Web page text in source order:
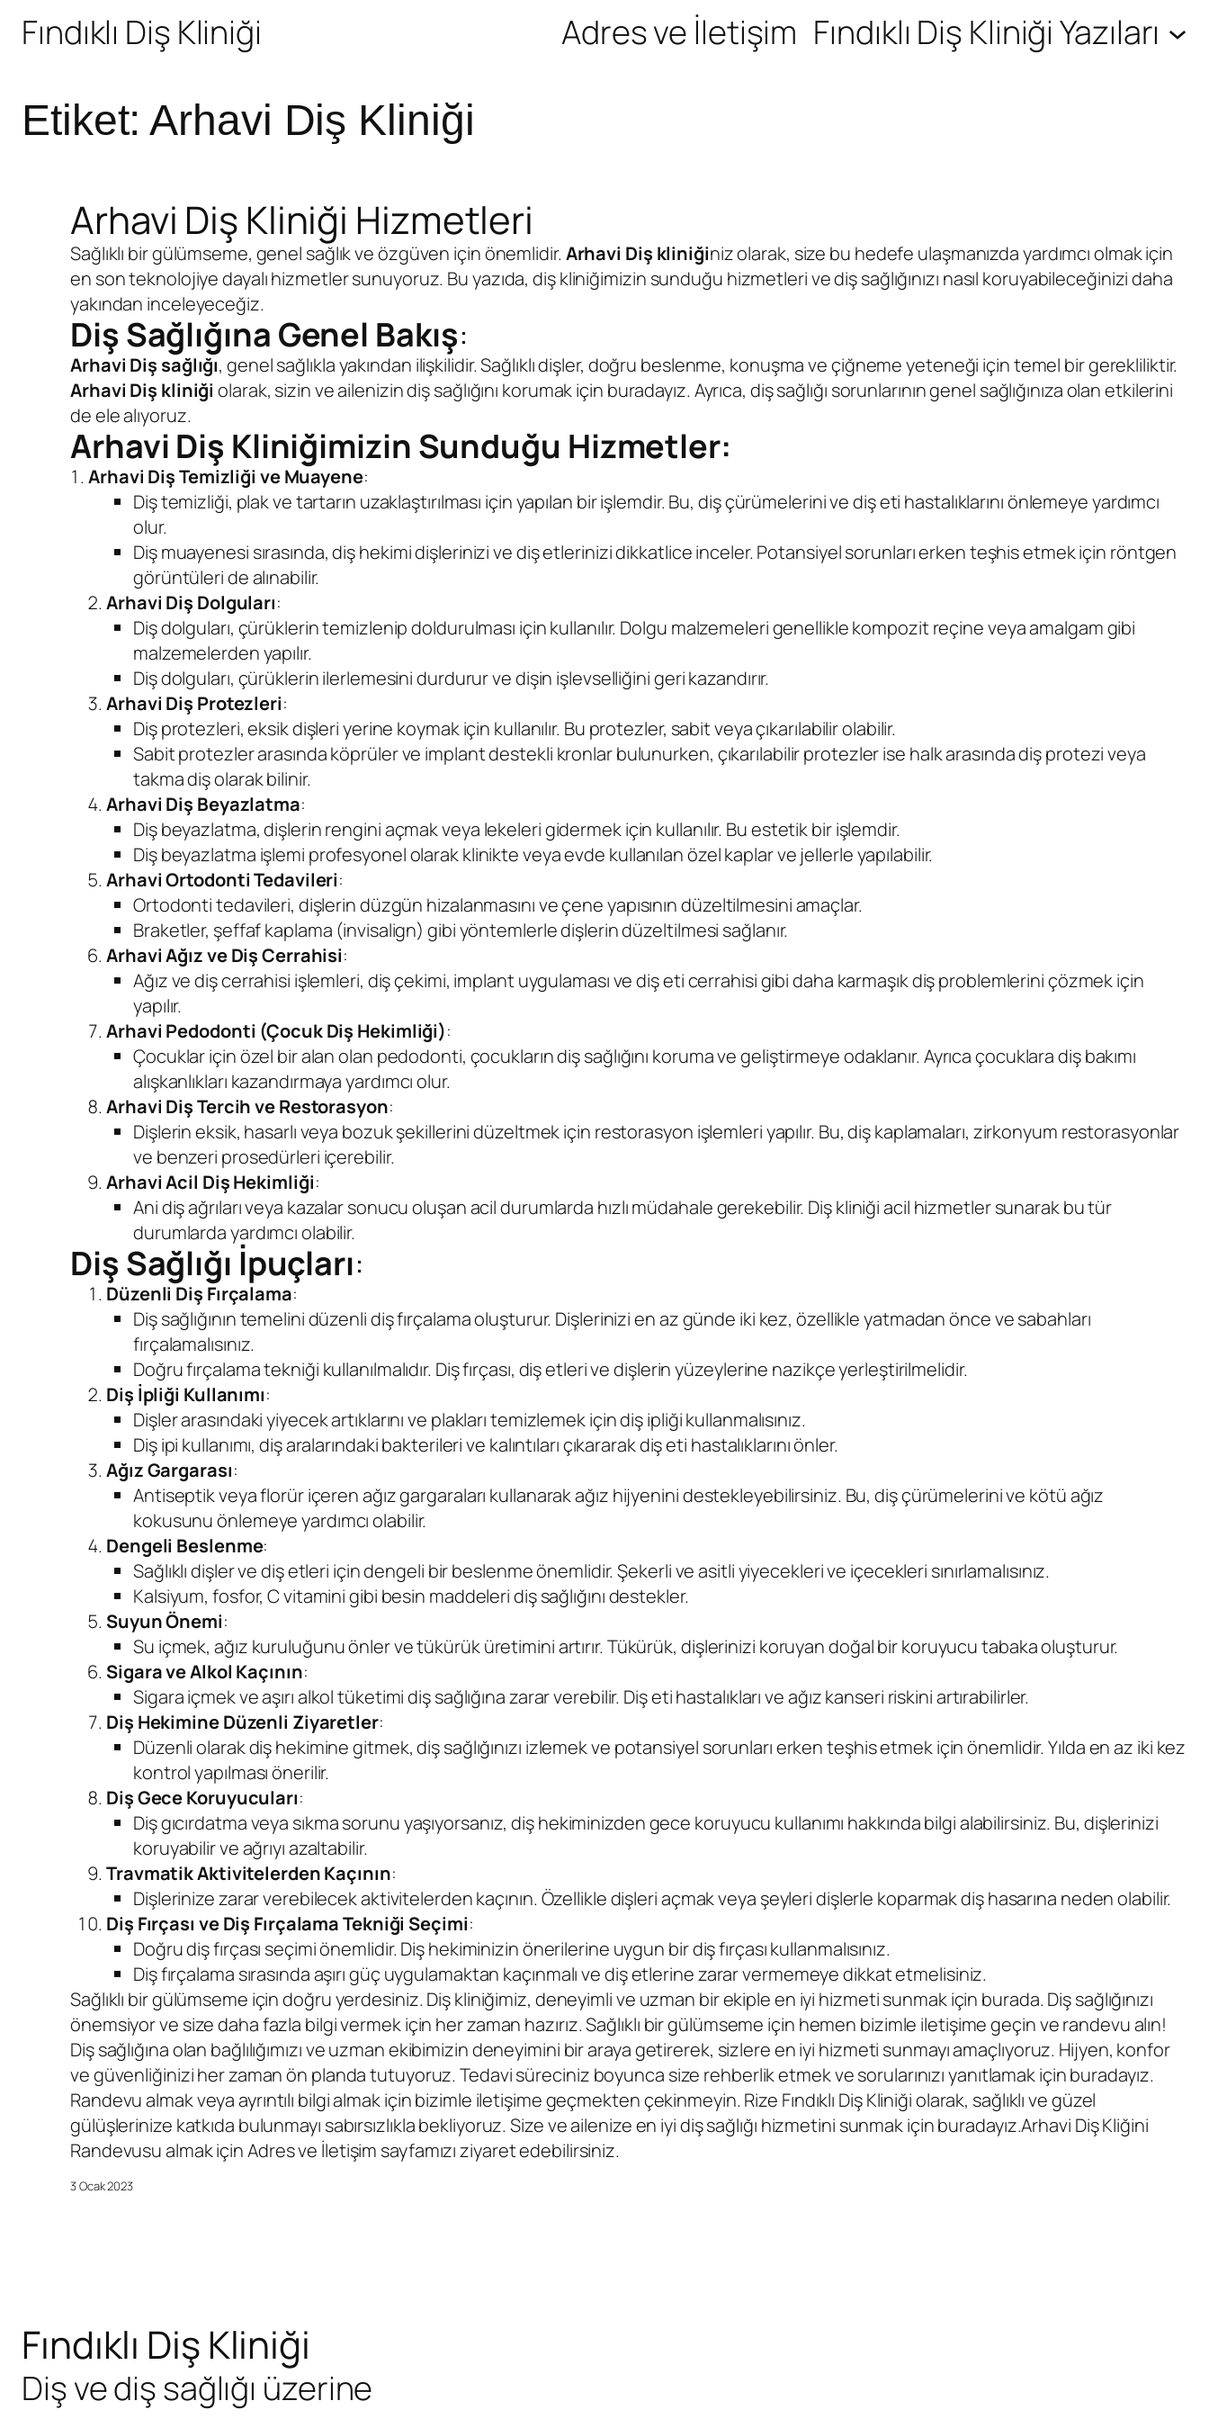
Fındıklı Diş Kliniği Adres ve İletişim Fındıklı Diş Kliniği Yazıları
Etiket:Arhavi Diş Kliniği
Arhavi Diş Kliniği Hizmetleri
Sağlıklı bir gülümseme, genel sağlık ve özgüven için önemlidir. Arhavi Diş kliniğiniz olarak, size bu hedefe ulaşmanızda yardımcı olmak için
en son teknolojiye dayalı hizmetler sunuyoruz. Bu yazıda, diş kliniğimizin sunduğu hizmetleri ve diş sağlığınızı nasıl koruyabileceğinizi daha
yakından inceleyeceğiz.
Diş Sağlığına Genel Bakış:
Arhavi Diş sağlığı, genel sağlıkla yakından ilişkilidir. Sağlıklı dişler, doğru beslenme, konuşma ve çiğneme yeteneği için temel bir gerekliliktir.
Arhavi Diş kliniği olarak, sizin ve ailenizin diş sağlığını korumak için buradayız. Ayrıca, diş sağlığı sorunlarının genel sağlığınıza olan etkilerini
de ele alıyoruz.
Arhavi Diş Kliniğimizin Sunduğu Hizmetler:
Arhavi Diş Temizliği ve Muayene:
Diş temizliği, plak ve tartarın uzaklaştırılması için yapılan bir işlemdir. Bu, diş çürümelerini ve diş eti hastalıklarını önlemeye yardımcı
olur.
Diş muayenesi sırasında, diş hekimi dişlerinizi ve diş etlerinizi dikkatlice inceler. Potansiyel sorunları erken teşhis etmek için röntgen
görüntüleri de alınabilir.
Arhavi Diş Dolguları:
Diş dolguları, çürüklerin temizlenip doldurulması için kullanılır. Dolgu malzemeleri genellikle kompozit reçine veya amalgam gibi
malzemelerden yapılır.
Diş dolguları, çürüklerin ilerlemesini durdurur ve dişin işlevselliğini geri kazandırır.
Arhavi Diş Protezleri:
Diş protezleri, eksik dişleri yerine koymak için kullanılır. Bu protezler, sabit veya çıkarılabilir olabilir.
Sabit protezler arasında köprüler ve implant destekli kronlar bulunurken, çıkarılabilir protezler ise halk arasında diş protezi veya
takma diş olarak bilinir.
Arhavi Diş Beyazlatma:
Diş beyazlatma, dişlerin rengini açmak veya lekeleri gidermek için kullanılır. Bu estetik bir işlemdir.
Diş beyazlatma işlemi profesyonel olarak klinikte veya evde kullanılan özel kaplar ve jellerle yapılabilir.
Arhavi Ortodonti Tedavileri:
Ortodonti tedavileri, dişlerin düzgün hizalanmasını ve çene yapısının düzeltilmesini amaçlar.
Braketler, şeffaf kaplama (invisalign) gibi yöntemlerle dişlerin düzeltilmesi sağlanır.
Arhavi Ağız ve Diş Cerrahisi:
Ağız ve diş cerrahisi işlemleri, diş çekimi, implant uygulaması ve diş eti cerrahisi gibi daha karmaşık diş problemlerini çözmek için
yapılır.
Arhavi Pedodonti (Çocuk Diş Hekimliği):
Çocuklar için özel bir alan olan pedodonti, çocukların diş sağlığını koruma ve geliştirmeye odaklanır. Ayrıca çocuklara diş bakımı
alışkanlıkları kazandırmaya yardımcı olur.
Arhavi Diş Tercih ve Restorasyon:
Dişlerin eksik, hasarlı veya bozuk şekillerini düzeltmek için restorasyon işlemleri yapılır. Bu, diş kaplamaları, zirkonyum restorasyonlar
ve benzeri prosedürleri içerebilir.
Arhavi Acil Diş Hekimliği:
Ani diş ağrıları veya kazalar sonucu oluşan acil durumlarda hızlı müdahale gerekebilir. Diş kliniği acil hizmetler sunarak bu tür
durumlarda yardımcı olabilir.
Diş Sağlığı İpuçları:
Düzenli Diş Fırçalama:
Diş sağlığının temelini düzenli diş fırçalama oluşturur. Dişlerinizi en az günde iki kez, özellikle yatmadan önce ve sabahları
fırçalamalısınız.
Doğru fırçalama tekniği kullanılmalıdır. Diş fırçası, diş etleri ve dişlerin yüzeylerine nazikçe yerleştirilmelidir.
Diş İpliği Kullanımı:
Dişler arasındaki yiyecek artıklarını ve plakları temizlemek için diş ipliği kullanmalısınız.
Diş ipi kullanımı, diş aralarındaki bakterileri ve kalıntıları çıkararak diş eti hastalıklarını önler.
Ağız Gargarası:
Antiseptik veya florür içeren ağız gargaraları kullanarak ağız hijyenini destekleyebilirsiniz. Bu, diş çürümelerini ve kötü ağız
kokusunu önlemeye yardımcı olabilir.
Dengeli Beslenme:
Sağlıklı dişler ve diş etleri için dengeli bir beslenme önemlidir. Şekerli ve asitli yiyecekleri ve içecekleri sınırlamalısınız.
Kalsiyum, fosfor, C vitamini gibi besin maddeleri diş sağlığını destekler.
Suyun Önemi:
Su içmek, ağız kuruluğunu önler ve tükürük üretimini artırır. Tükürük, dişlerinizi koruyan doğal bir koruyucu tabaka oluşturur.
Sigara ve Alkol Kaçının:
Sigara içmek ve aşırı alkol tüketimi diş sağlığına zarar verebilir. Diş eti hastalıkları ve ağız kanseri riskini artırabilirler.
Diş Hekimine Düzenli Ziyaretler:
Düzenli olarak diş hekimine gitmek, diş sağlığınızı izlemek ve potansiyel sorunları erken teşhis etmek için önemlidir. Yılda en az iki kez
kontrol yapılması önerilir.
Diş Gece Koruyucuları:
Diş gıcırdatma veya sıkma sorunu yaşıyorsanız, diş hekiminizden gece koruyucu kullanımı hakkında bilgi alabilirsiniz. Bu, dişlerinizi
koruyabilir ve ağrıyı azaltabilir.
Travmatik Aktivitelerden Kaçının:
Dişlerinize zarar verebilecek aktivitelerden kaçının. Özellikle dişleri açmak veya şeyleri dişlerle koparmak diş hasarına neden olabilir.
Diş Fırçası ve Diş Fırçalama Tekniği Seçimi:
Doğru diş fırçası seçimi önemlidir. Diş hekiminizin önerilerine uygun bir diş fırçası kullanmalısınız.
Diş fırçalama sırasında aşırı güç uygulamaktan kaçınmalı ve diş etlerine zarar vermemeye dikkat etmelisiniz.
Sağlıklı bir gülümseme için doğru yerdesiniz. Diş kliniğimiz, deneyimli ve uzman bir ekiple en iyi hizmeti sunmak için burada. Diş sağlığınızı
önemsiyor ve size daha fazla bilgi vermek için her zaman hazırız. Sağlıklı bir gülümseme için hemen bizimle iletişime geçin ve randevu alın!
Diş sağlığına olan bağlılığımızı ve uzman ekibimizin deneyimini bir araya getirerek, sizlere en iyi hizmeti sunmayı amaçlıyoruz. Hijyen, konfor
ve güvenliğinizi her zaman ön planda tutuyoruz. Tedavi süreciniz boyunca size rehberlik etmek ve sorularınızı yanıtlamak için buradayız.
Randevu almak veya ayrıntılı bilgi almak için bizimle iletişime geçmekten çekinmeyin. Rize Fındıklı Diş Kliniğiolarak, sağlıklı ve güzel
gülüşlerinize katkıda bulunmayı sabırsızlıkla bekliyoruz. Size ve ailenize en iyi diş sağlığı hizmetini sunmak için buradayız.Arhavi Diş Kliğini
Randevusualmak için Adres ve İletişim sayfamızı ziyaret edebilirsiniz.
3 Ocak 2023
Fındıklı Diş Kliniği
Diş ve diş sağlığı üzerine